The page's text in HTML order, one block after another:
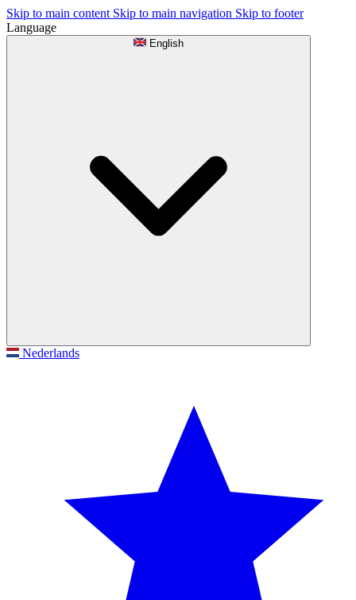
Skip to main content Skip to main navigation Skip to footer
Language
English
Nederlands